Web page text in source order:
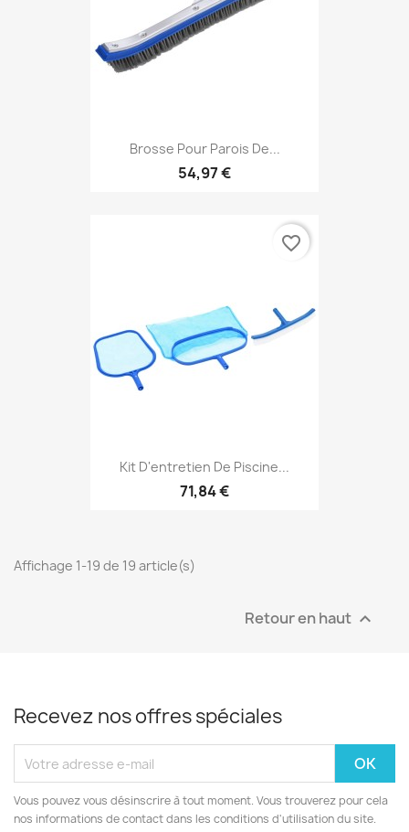
Brosse Pour Parois De...
54,97 €
Kit D'entretien De Piscine...
71,84 €
favorite_border
Affichage 1-19 de 19 article(s)
Retour en haut 
Recevez nos offres spéciales
Vous pouvez vous désinscrire à tout moment. Vous trouverez pour cela
nos informations de contact dans les conditions d'utilisation du site.